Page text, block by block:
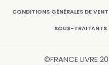
CONDITIONS GÉNÉRALES DE
SOUS-TRAITANTS
©FRANCE LIVRE